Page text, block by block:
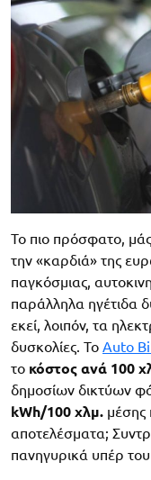
Το πιο πρόσφατο,
την «καρδιά» της
παγκόσμιας,
παράλληλα ηγέτιδα
εκεί, λοιπόν, τα
δυσκολίες. Το Auto
το κόστος ανά 100
δημοσίων δικτύων
kWh/100 χλμ. μέσης
αποτελέσματα;
πανηγυρικά υπέρ του